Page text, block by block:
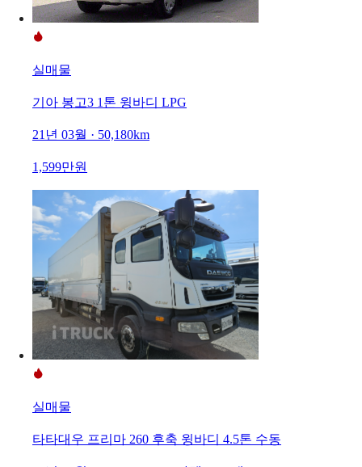
실매물
기아 봉고3 1톤 윙바디 LPG
21년 03월 · 50,180km
1,599만원
실매물
타타대우 프리마 260 후축 윙바디 4.5톤 수동